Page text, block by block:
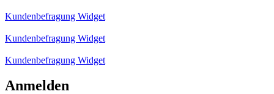
Kundenbefragung Widget
Kundenbefragung Widget
Kundenbefragung Widget
Anmelden